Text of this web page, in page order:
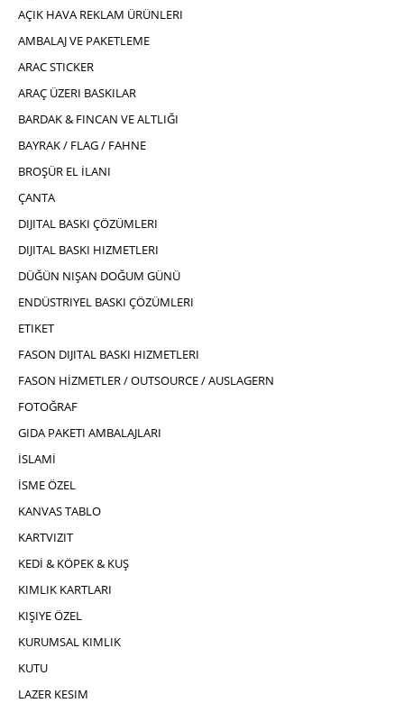
AÇIK HAVA REKLAM ÜRÜNLERI
AMBALAJ VE PAKETLEME
ARAC STICKER
ARAÇ ÜZERI BASKILAR
BARDAK & FINCAN VE ALTLIĞI
BAYRAK / FLAG / FAHNE
BROŞÜR EL İLANI
ÇANTA
DIJITAL BASKI ÇÖZÜMLERI
DIJITAL BASKI HIZMETLERI
DÜĞÜN NIŞAN DOĞUM GÜNÜ
ENDÜSTRIYEL BASKI ÇÖZÜMLERI
ETIKET
FASON DIJITAL BASKI HIZMETLERI
FASON HİZMETLER / OUTSOURCE / AUSLAGERN
FOTOĞRAF
GIDA PAKETI AMBALAJLARI
İSLAMİ
İSME ÖZEL
KANVAS TABLO
KARTVIZIT
KEDİ & KÖPEK & KUŞ
KIMLIK KARTLARI
KIŞIYE ÖZEL
KURUMSAL KIMLIK
KUTU
LAZER KESIM